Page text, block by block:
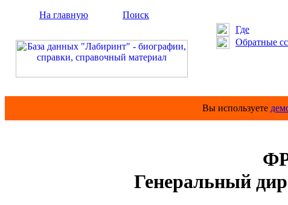
На главную
Поиск
Где
Обратные
Вы используете
Генеральный